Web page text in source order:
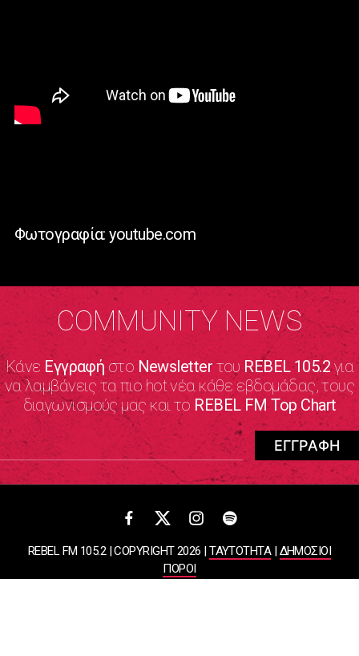
Φωτογραφία: youtube.com
COMMUNITY NEWS
Κάνε Εγγραφήστο NewsletterτουREBEL 105.2για
να λαμβάνεις τα πιο hot νέα κάθε εβδομάδας, τους
διαγωνισμούς μας και το REBEL FM Top Chart
REBEL FM 105.2 | COPYRIGHT 2026 |ΤΑΥΤΟΤΗΤΑ|ΔΗΜΟΣΙΟΙ
ΠΟΡΟΙ